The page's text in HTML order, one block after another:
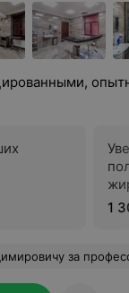
1
ДО и как красиво СЕЙЧАС! Успехов и удачи Вам на